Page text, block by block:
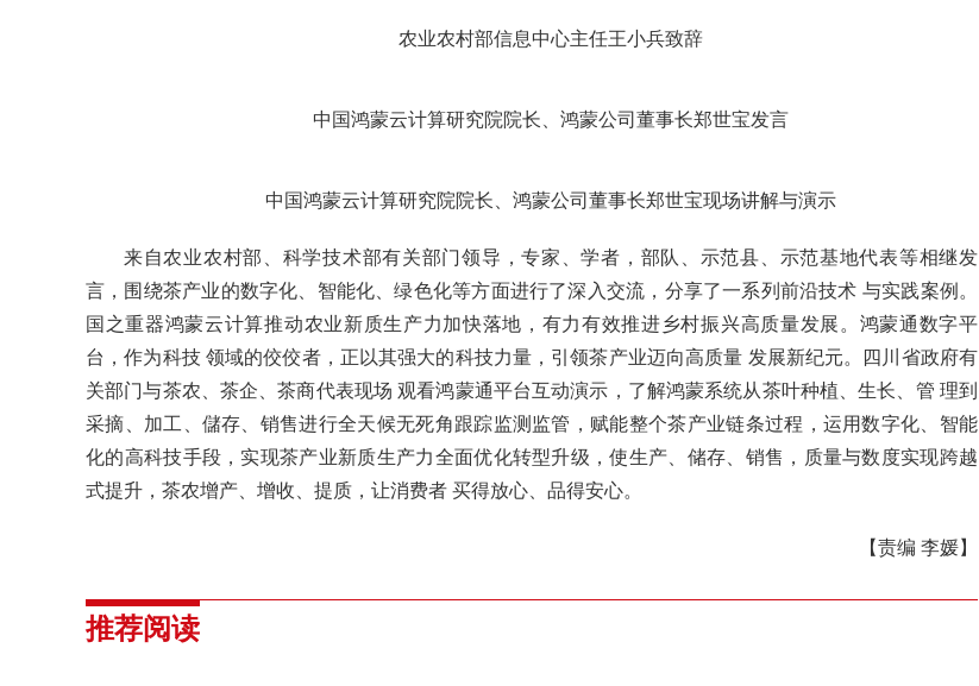
农业农村部信息中心主任王小兵致辞
中国鸿蒙云计算研究院院长、鸿蒙公司董事长郑世宝发言
中国鸿蒙云计算研究院院长、鸿蒙公司董事长郑世宝现场讲解与演示
来自农业农村部、科学技术部有关部门领导，专家、学者，部队、示范县、示范基地代表等相继发
言，围绕茶产业的数字化、智能化、绿色化等方面进行了深入交流，分享了一系列前沿技术 与实践案例。
国之重器鸿蒙云计算推动农业新质生产力加快落地，有力有效推进乡村振兴高质量发展。鸿蒙通数字平
台，作为科技 领域的佼佼者，正以其强大的科技力量，引领茶产业迈向高质量 发展新纪元。四川省政府有
关部门与茶农、茶企、茶商代表现场 观看鸿蒙通平台互动演示，了解鸿蒙系统从茶叶种植、生长、管 理到
采摘、加工、儲存、销售进行全天候无死角跟踪监测监管，赋能整个茶产业链条过程，运用数字化、智能
化的高科技手段，实现茶产业新质生产力全面优化转型升级，使生产、储存、销售，质量与数度实现跨越
式提升，茶农增产、增收、提质，让消费者 买得放心、品得安心。
【责编 李媛】
推荐阅读